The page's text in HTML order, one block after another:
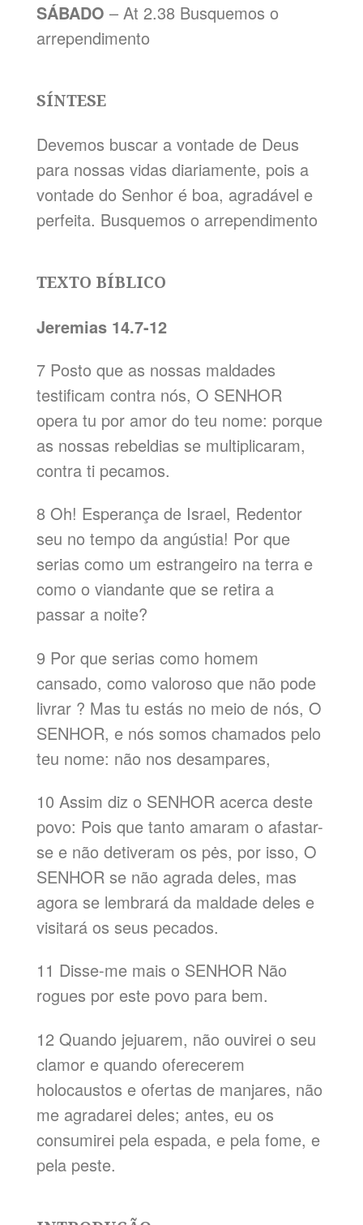
SÁBADO – At 2.38 Busquemos o
arrependimento
SÍNTESE
Devemos buscar a vontade de Deus
para nossas vidas diariamente, pois a
vontade do Senhor é boa, agradável e
perfeita. Busquemos o arrependimento
TEXTO BÍBLICO
Jeremias 14.7-12
7 Posto que as nossas maldades
testificam contra nós, O SENHOR
opera tu por amor do teu nome: porque
as nossas rebeldias se multiplicaram,
contra ti pecamos.
8 Oh! Esperança de Israel, Redentor
seu no tempo da angústia! Por que
serias como um estrangeiro na terra e
como o viandante que se retira a
passar a noite?
9 Por que serias como homem
cansado, como valoroso que não pode
livrar ? Mas tu estás no meio de nós, O
SENHOR, e nós somos chamados pelo
teu nome: não nos desampares,
10 Assim diz o SENHOR acerca deste
povo: Pois que tanto amaram o afastar-
se e não detiveram os pės, por isso, O
SENHOR se não agrada deles, mas
agora se lembrará da maldade deles e
visitará os seus pecados.
11 Disse-me mais o SENHOR Não
rogues por este povo para bem.
12 Quando jejuarem, não ouvirei o seu
clamor e quando oferecerem
holocaustos e ofertas de manjares, não
me agradarei deles; antes, eu os
consumirei pela espada, e pela fome, e
pela peste.